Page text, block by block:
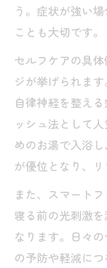
う。症状が強い
ことも大切です。
セルフケアの具
ジが挙げられま
自律神経を整え
ッシュ法として
めのお湯で入浴
が優位となり、
また、スマート
寝る前の光刺激
なります。日々
の予防や軽減に